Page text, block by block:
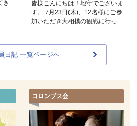
き
皆様こんにちは！地守でございま
す。 7月23日(木)、12名様にご参
加いただき大相撲の観戦に行って
た様...
日記 一覧ページへ
コロンブス会